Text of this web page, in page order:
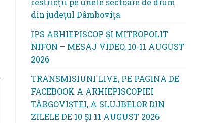
din județul Dâmbovița
IPS ARHIEPISCOP ȘI MITROPOLIT
NIFON – MESAJ VIDEO, 10-11 AUGUST
2026
TRANSMISIUNI LIVE, PE PAGINA DE
FACEBOOK A ARHIEPISCOPIEI
TÂRGOVIȘTEI, A SLUJBELOR DIN
ZILELE DE 10 ȘI 11 AUGUST 2026